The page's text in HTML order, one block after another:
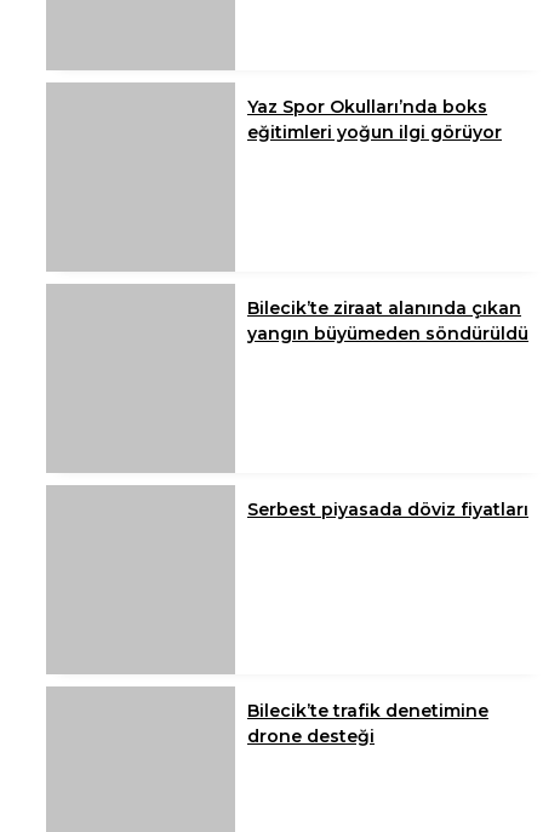
Yaz Spor Okulları’nda boks
eğitimleri yoğun ilgi görüyor
Bilecik’te ziraat alanında çıkan
yangın büyümeden söndürüldü
Serbest piyasada döviz fiyatları
Bilecik’te trafik denetimine
drone desteği